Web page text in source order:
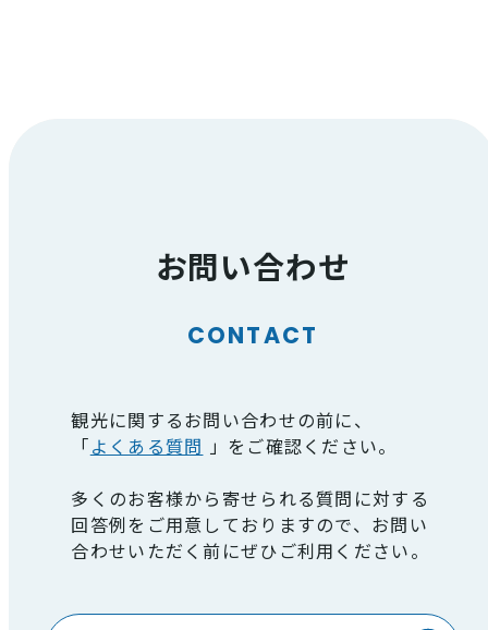
お問い合わせ
CONTACT
観光に関するお問い合わせの前に、
「よくある質問 」をご確認ください。
多くのお客様から寄せられる質問に対する
回答例をご用意しておりますので、お問い
合わせいただく前にぜひご利用ください。